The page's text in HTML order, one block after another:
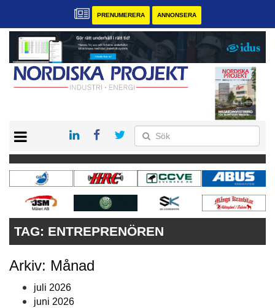
PRENUMERERA ANNONSERA
KONTAKT
VÅRA ANDRA MAGASIN
PRENUMERERA
ANNONSERA
TAG: ENTREPRENÖREN
Arkiv: Månad
juli 2026
juni 2026